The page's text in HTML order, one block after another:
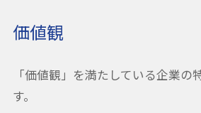
価値観
「価値観」を満たしている企業の
す。